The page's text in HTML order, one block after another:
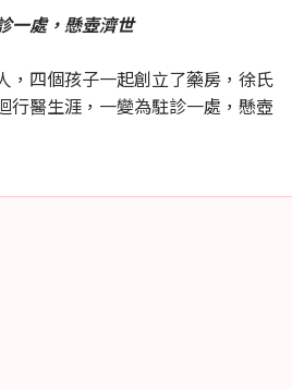
一處，懸壺濟世
，四個孩子一起創立了藥房，徐氏
行醫生涯，一變為駐診一處，懸壺